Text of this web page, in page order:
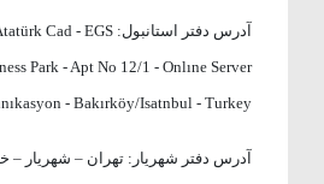
آدرس دفتر استانبول: Atatürk Cad - EGS
Park - Apt No 12/1 - Onlıne Server
- Bakırköy/Isatnbul - Turkey
آدرس دفتر شهریار:تهران – شهریار –